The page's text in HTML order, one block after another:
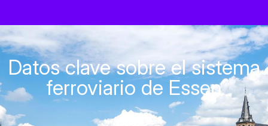
Datos clave sobre el sistema
ferroviario de Essen